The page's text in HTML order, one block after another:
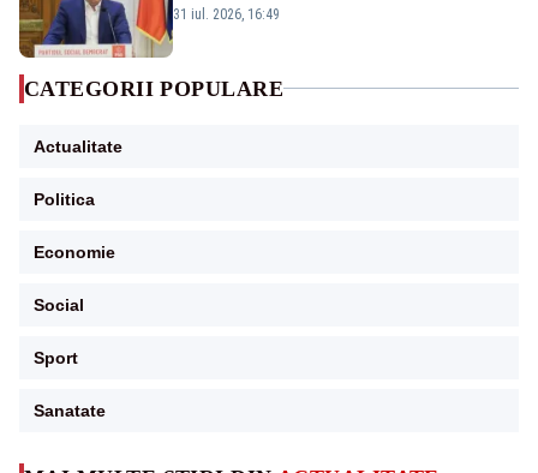
sunt șanse mai mari”
31 iul. 2026, 16:49
CATEGORII POPULARE
Actualitate
Politica
Economie
Social
Sport
Sanatate